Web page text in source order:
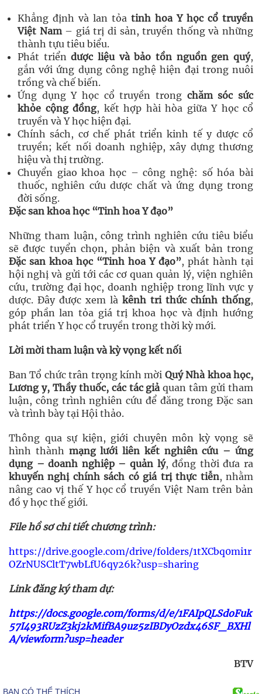
Khẳng định và lan tỏa tinh hoa Y học cổ truyền
Việt Nam– giá trị di sản, truyền thống và những
thành tựu tiêu biểu.
Phát triểndược liệu và bảo tồn nguồn gen quý,
gắn với ứng dụng công nghệ hiện đại trong nuôi
trồng và chế biến.
Ứng dụng Y học cổ truyền trong chăm sóc sức
khỏe cộng đồng, kết hợp hài hòa giữa Y học cổ
truyền và Y học hiện đại.
Chính sách, cơ chế phát triển kinh tế y dược cổ
truyền; kết nối doanh nghiệp, xây dựng thương
hiệu và thị trường.
Chuyển giao khoa học – công nghệ: số hóa bài
thuốc, nghiên cứu dược chất và ứng dụng trong
đời sống.
Đặc san khoa học “Tinh hoa Y đạo”
Những tham luận, công trình nghiên cứu tiêu biểu
sẽ được tuyển chọn, phản biện và xuất bản trong
Đặc san khoa học “Tinh hoa Y đạo”, phát hành tại
hội nghị và gửi tới các cơ quan quản lý, viện nghiên
cứu, trường đại học, doanh nghiệp trong lĩnh vực y
dược. Đây được xem là kênh tri thức chính thống,
góp phần lan tỏa giá trị khoa học và định hướng
phát triển Y học cổ truyền trong thời kỳ mới.
Lời mời tham luận và kỳ vọng kết nối
Ban Tổ chức trân trọng kính mời Quý Nhà khoa học,
Lương y, Thầy thuốc, các tác giảquan tâm gửi tham
luận, công trình nghiên cứu để đăng trong Đặc san
và trình bày tại Hội thảo.
Thông qua sự kiện, giới chuyên môn kỳ vọng sẽ
hình thành mạng lưới liên kết nghiên cứu – ứng
dụng – doanh nghiệp – quản lý, đồng thời đưa ra
khuyến nghị chính sách có giá trị thực tiễn, nhằm
nâng cao vị thế Y học cổ truyền Việt Nam trên bản
đồ y học thế giới.
File hồ sơ chi tiết chương trình:
https://drive.google.com/drive/folders/1tXCbq0mi1r
OZrNUSCltT7wbLfU6qy26k?usp=sharing
Link đăng ký tham dự:
https://docs.google.com/forms/d/e/1FAIpQLSdoFuk
57I493RUzZ3kj2kMifBA9uz5zIBDyOzdx46SF_BXHl
A/viewform?usp=header
BTV